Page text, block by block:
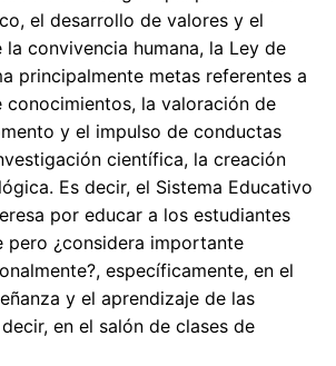
el desarrollo de valores y el
convivencia humana, la Ley de
principalmente metas referentes a
conocimientos, la valoración de
y el impulso de conductas
científica, la creación
Es decir, el Sistema Educativo
por educar a los estudiantes
pero ¿considera importante
específicamente, en el
y el aprendizaje de las
en el salón de clases de